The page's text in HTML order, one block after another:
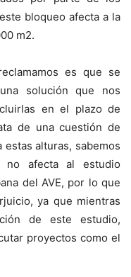
bloqueo afecta a la
m2.
es que se
solución que nos
en el plazo de
de una cuestión de
alturas, sabemos
no afecta al estudio
del AVE, por lo que
ya que mientras
de este estudio,
proyectos como el